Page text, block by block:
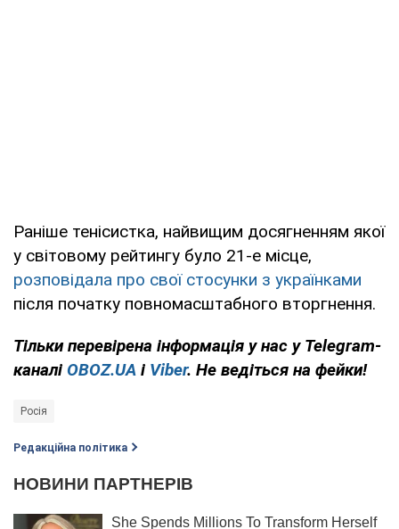
Раніше тенісистка, найвищим досягненням якої
у світовому рейтингу було 21-е місце,
розповідала про свої стосунки з українками
після початку повномасштабного вторгнення.
Тільки перевірена інформація у нас у Telegram-
каналі OBOZ.UA і Viber. Не ведіться на фейки!
Росія
Редакційна політика